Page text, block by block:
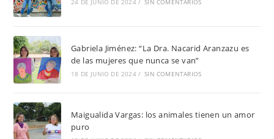
Gabriela Jiménez: “La Dra. Nacarid Aranzazu es
de las mujeres que nunca se van”
18 DE JUNIO DE 2024 / SIN COMENTARIOS
Maigualida Vargas: los animales tienen un amor
puro